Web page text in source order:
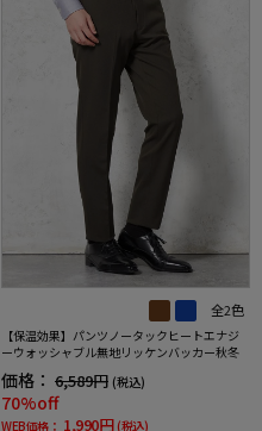
全2色
【保温効果】パンツノータックヒートエナジ
ーウォッシャブル無地リッケンバッカー秋冬
価格： 6,589円 (税込)
70%off
WEB価格： 1,990円 (税込)